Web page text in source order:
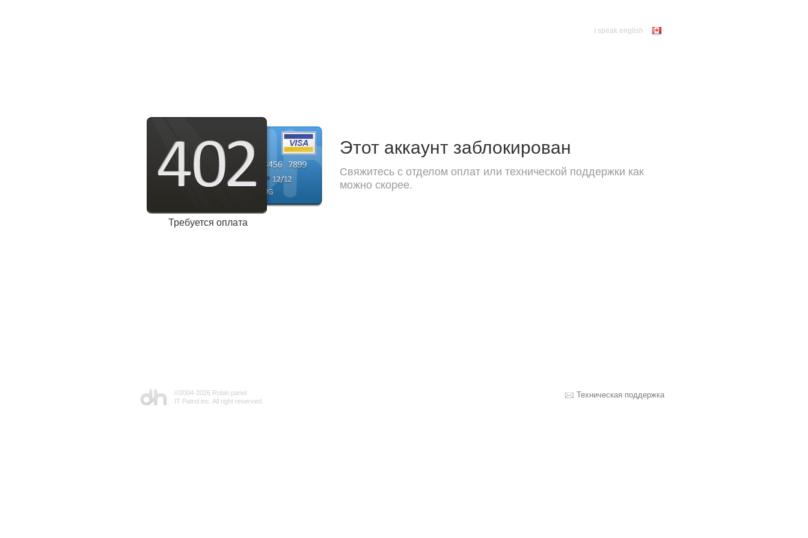
I speak english
Требуется оплата
Этот аккаунт заблокирован
Свяжитесь с отделом оплат или технической поддержки как
можно скорее.
Техническая поддержка
©2004-2026 Robin panel
IT Patrol inc. All right reserved.